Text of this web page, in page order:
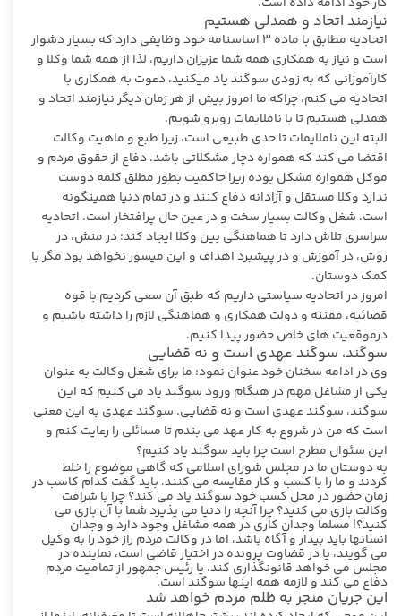
نیازمند اتحاد و همدلی هستیم
اتحادیه مطابق با ماده ۳ اساسنامه خود وظایفی دارد که بسیار دشوار
است و نیاز به همکاری همه شما عزیزان داریم، لذا از همه شما وکلا و
کارآموزانی که به زودی سوگند یاد میکنید، دعوت به همکاری با
اتحادیه می کنم، چراکه ما امروز بیش از هر زمان دیگر نیازمند اتحاد و
همدلی هستیم تا با ناملایمات روبرو شویم.
البته این ناملایمات تا حدی طبیعی است، زیرا طبع و ماهیت وکالت
اقتضا می کند که همواره دچار مشکلاتی باشد. دفاع از حقوق مردم و
موکل همواره مشکل بوده زیرا حاکمیت بطور مطلق کلمه دوست
ندارد وکلا مستقل و آزادانه دفاع کنند و در تمام دنیا همینگونه
است‌. شغل وکالت بسیار سخت و در عین حال پرافتخار است. اتحادیه
سراسری تلاش دارد تا هماهنگی بین وکلا ایجاد کند؛ در منش، در
روش، در آموزش و در پیشبرد اهداف و این میسور نخواهد بود مگر با
کمک دوستان.
امروز در اتحادیه سیاستی داریم که طبق آن سعی کردیم با قوه
قضائیه، مقننه و دولت همکاری و هماهنگی لازم را داشته باشیم و
درموقعیت های خاص حضور پیدا کنیم.
سوگند، سوگند عهدی است و نه قضایی
وی در ادامه سخنان خود عنوان نمود: ما برای شغل وکالت به عنوان
یکی از مشاغل مهم در هنگام ورود سوگند یاد می کنیم که این
سوگند، سوگند عهدی است و نه قضایی. سوگند عهدی به این معنی
است که من در شروع به کار عهد می بندم تا مسائلی را رعایت کنم و
این سئوال مطرح است چرا باید سوگند یاد کنیم؟
به دوستان ما در مجلس شورای اسلامی که گاهی موضوع را خلط
کردند و ما را با کسب و کار مقایسه می کنند، باید گفت کدام کاسب در
زمان حضور در محل کسب خود سوگند یاد می کند؟ چرا با شرافت
وکالت بازی می کنید؟ چرا آنچه را دنیا می پذیرد شما با آن بازی می
کنید؟! مسلما وجدان کاری در همه مشاغل وجود دارد و وجدان
انسانها باید بیدار و آگاه باشد، اما در وکالت مردم راز خود را به وکیل
می گویند، یا در قضاوت پرونده در اختیار قاضی است، نماینده در
مجلس می خواهد قانونگذاری کند، یا رئیس جمهور از تمامیت مردم
دفاع می کند و لازمه همه اینها سوگند است.
این جریان منجر به ظلم مردم خواهد شد